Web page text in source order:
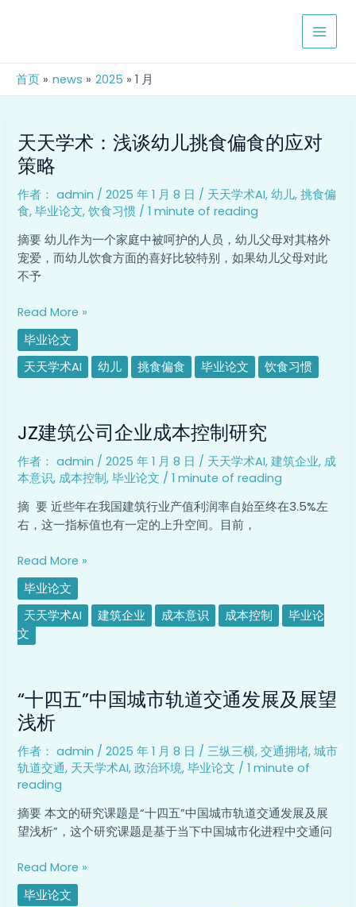
MAIN
首页 news 2025 1 月
天天学术：浅谈幼儿挑食偏食的应对
策略
作者： admin /2025 年 1 月 8 日 / 天天学术AI,幼儿,挑食偏
食,毕业论文,饮食习惯 /1 minute of reading
摘要 幼儿作为一个家庭中被呵护的人员，幼儿父母对其格外
宠爱，而幼儿饮食方面的喜好比较特别，如果幼儿父母对此
不予
天
学
术：
浅
谈
幼
儿
挑
食
的
应
对
Read More »
毕业论文
天天学术AI
幼儿 挑食偏食 毕业论文 饮食习惯
JZ建筑公司企业成本控制研究
作者： admin /2025 年 1 月 8 日 / 天天学术AI,建筑企业, 成
本意识, 成本控制,毕业论文 /1 minute of reading
摘 要 近些年在我国建筑行业产值利润率自始至终在3.5%左
右，这一指标值也有一定的上升空间。目前，
建
公
司
企
业
本
控
制
研
究
Read More »
毕业论文
天天学术AI
建筑企业 成本意识 成本控制
毕业论
文
“十四五”中国城市轨道交通发展及展望
浅析
作者： admin /2025 年 1 月 8 日 /三纵三横,交通拥堵,城市
轨道交通, 天天学术AI,政治环境,毕业论文 /1 minute of
reading
摘要 本文的研究课题是“十四五”中国城市轨道交通发展及展
望浅析”，这个研究课题是基于当下中国城市化进程中交通问
四
五”
中
国
城
市
轨
道
通
展
Read More »
毕业论文